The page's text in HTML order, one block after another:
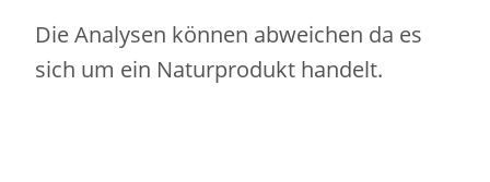
Die Analysen können abweichen da es
sich um ein Naturprodukt handelt.